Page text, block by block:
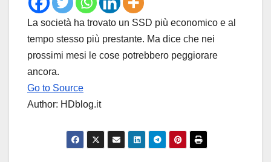
La società ha trovato un SSD più economico e al
tempo stesso più prestante. Ma dice che nei
prossimi mesi le cose potrebbero peggiorare
ancora.
Go to Source
Author: HDblog.it